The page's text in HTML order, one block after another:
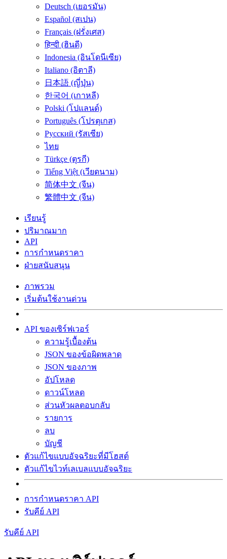
Deutsch (เยอรมัน)
Español (สเปน)
Français (ฝรั่งเศส)
हिन्दी (ฮินดี)
Indonesia (อินโดนีเซีย)
Italiano (อิตาลี)
日本語 (ญี่ปุ่น)
한국어 (เกาหลี)
Polski (โปแลนด์)
Português (โปรตุเกส)
Русский (รัสเซีย)
ไทย
Türkçe (ตุรกี)
Tiếng Việt (เวียดนาม)
简体中文 (จีน)
繁體中文 (จีน)
เรียนรู้
ปริมาณมาก
API
การกำหนดราคา
ฝ่ายสนับสนุน
ภาพรวม
เริ่มต้นใช้งานด่วน
API ของเซิร์ฟเวอร์
ความรู้เบื้องต้น
JSON ของข้อผิดพลาด
JSON ของภาพ
อัปโหลด
ดาวน์โหลด
ส่วนหัวผลตอบกลับ
รายการ
ลบ
บัญชี
ตัวแก้ไขแบบอัจฉริยะที่มีโฮสต์
ตัวแก้ไขไวท์เลเบลแบบอัจฉริยะ
การกำหนดราคา API
รับคีย์ API
รับคีย์ API